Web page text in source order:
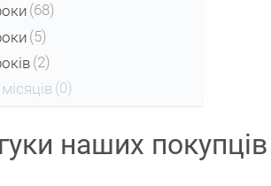
(68)
(5)
(2)
(0)
наших